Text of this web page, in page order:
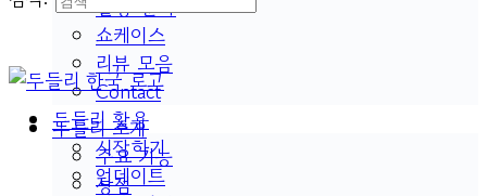
활용 분야
쇼케이스
리뷰 모음
Contact
두들리 활용
시작하기
업데이트
두들리 소개
주요 기능
장점